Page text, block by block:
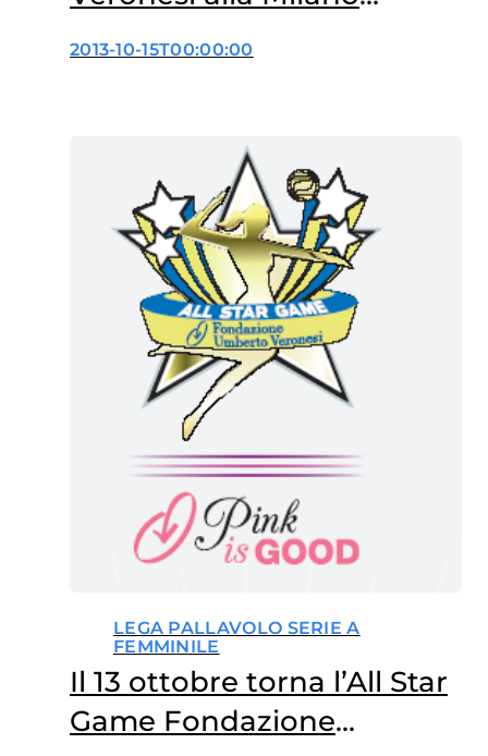
Marathon 2014
2013-10-15T00:00:00
LEGA PALLAVOLO SERIE A
FEMMINILE
Il 13 ottobre torna l’All Star
Game Fondazione